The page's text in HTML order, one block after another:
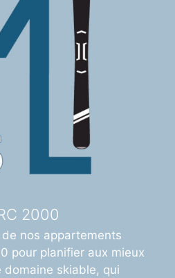
2000
nos appartements
pour planifier aux mieux
domaine skiable, qui